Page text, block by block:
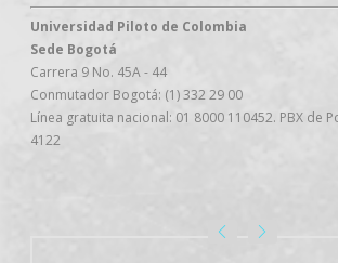
Universidad Piloto de Colombia
Sede Bogotá
Carrera 9 No. 45A - 44
Conmutador Bogotá: (1) 332 29 00
Línea gratuita nacional: 01 8000 110452. PBX de
4122